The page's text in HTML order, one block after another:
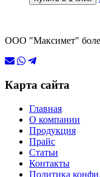
ООО "Максимет" более
Карта сайта
Главная
О компании
Продукция
Прайс
Статьи
Контакты
Политика